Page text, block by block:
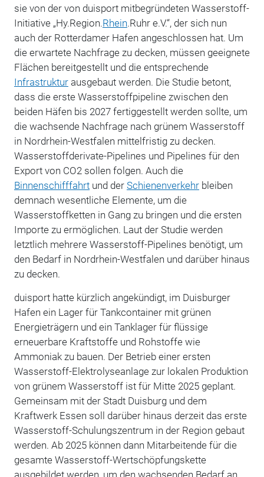
sie von der von duisport mitbegründeten Wasserstoff-
Initiative „Hy.Region.Rhein.Ruhr e.V.“, der sich nun
auch der Rotterdamer Hafen angeschlossen hat. Um
die erwartete Nachfrage zu decken, müssen geeignete
Flächen bereitgestellt und die entsprechende
Infrastrukturausgebaut werden. Die Studie betont,
dass die erste Wasserstoffpipeline zwischen den
beiden Häfen bis 2027 fertiggestellt werden sollte, um
die wachsende Nachfrage nach grünem Wasserstoff
in Nordrhein-Westfalen mittelfristig zu decken.
Wasserstoffderivate-Pipelines und Pipelines für den
Export von CO2 sollen folgen. Auch die
Binnenschifffahrtund der Schienenverkehrbleiben
demnach wesentliche Elemente, um die
Wasserstoffketten in Gang zu bringen und die ersten
Importe zu ermöglichen. Laut der Studie werden
letztlich mehrere Wasserstoff-Pipelines benötigt, um
den Bedarf in Nordrhein-Westfalen und darüber hinaus
zu decken.
duisport hatte kürzlich angekündigt, im Duisburger
Hafen ein Lager für Tankcontainer mit grünen
Energieträgern und ein Tanklager für flüssige
erneuerbare Kraftstoffe und Rohstoffe wie
Ammoniak zu bauen. Der Betrieb einer ersten
Wasserstoff-Elektrolyseanlage zur lokalen Produktion
von grünem Wasserstoff ist für Mitte 2025 geplant.
Gemeinsam mit der Stadt Duisburg und dem
Kraftwerk Essen soll darüber hinaus derzeit das erste
Wasserstoff-Schulungszentrum in der Region gebaut
werden. Ab 2025 können dann Mitarbeitende für die
gesamte Wasserstoff-Wertschöpfungskette
ausgebildet werden, um den wachsenden Bedarf an